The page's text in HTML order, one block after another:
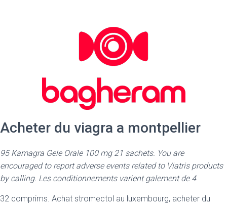
Acheter du viagra a montpellier
95 Kamagra Gele Orale 100 mg 21 sachets. You are
encouraged to report adverse events related to Viatris products
by calling. Les conditionnements varient galement de 4
32 comprims. Achat stromectol au luxembourg, acheter du